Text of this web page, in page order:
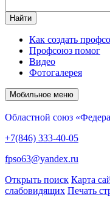
Найти
Как создать
Профсоюз помог
Видео
Фотогалерея
Мобильное меню
Областной союз
+7(846) 333-40-05
fpso63@yandex.ru
Открыть поиск Карта
слабовидящих Печать